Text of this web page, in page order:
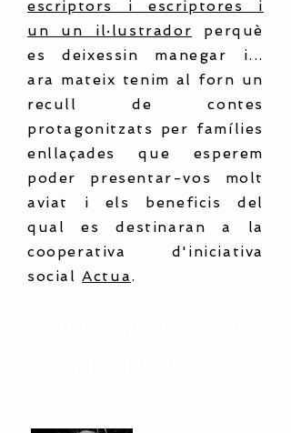
escriptors i escriptores i
un un il·lustrador perquè
es deixessin manegar i...
ara mateix tenim al forn un
recull de contes
protagonitzats per famílies
enllaçades que esperem
poder presentar-vos molt
aviat i els beneficis del
qual es destinaran a la
cooperativa d'iniciativa
socialActua.